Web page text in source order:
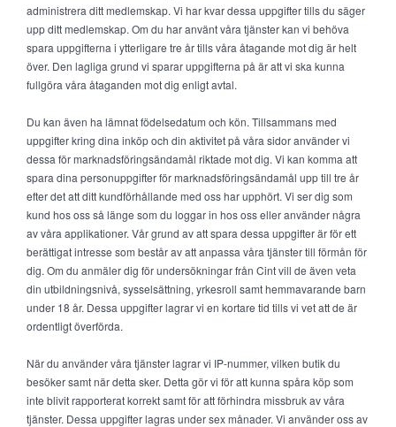
administrera ditt medlemskap. Vi har kvar dessa uppgifter tills du säger
upp ditt medlemskap. Om du har använt våra tjänster kan vi behöva
spara uppgifterna i ytterligare tre år tills våra åtagande mot dig är helt
över. Den lagliga grund vi sparar uppgifterna på är att vi ska kunna
fullgöra våra åtaganden mot dig enligt avtal.
Du kan även ha lämnat födelsedatum och kön. Tillsammans med
uppgifter kring dina inköp och din aktivitet på våra sidor använder vi
dessa för marknadsföringsändamål riktade mot dig. Vi kan komma att
spara dina personuppgifter för marknadsföringsändamål upp till tre år
efter det att ditt kundförhållande med oss har upphört. Vi ser dig som
kund hos oss så länge som du loggar in hos oss eller använder några
av våra applikationer. Vår grund av att spara dessa uppgifter är för ett
berättigat intresse som består av att anpassa våra tjänster till förmån för
dig. Om du anmäler dig för undersökningar från Cint vill de även veta
din utbildningsnivå, sysselsättning, yrkesroll samt hemmavarande barn
under 18 år. Dessa uppgifter lagrar vi en kortare tid tills vi vet att de är
ordentligt överförda.
När du använder våra tjänster lagrar vi IP-nummer, vilken butik du
besöker samt när detta sker. Detta gör vi för att kunna spåra köp som
inte blivit rapporterat korrekt samt för att förhindra missbruk av våra
tjänster. Dessa uppgifter lagras under sex månader. Vi använder oss av